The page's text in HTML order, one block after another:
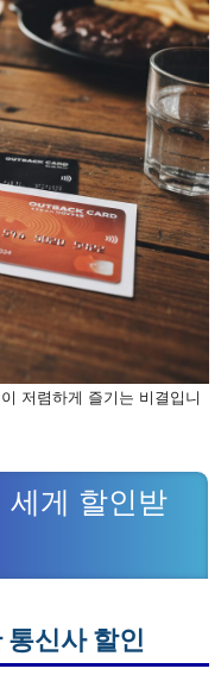
저렴하게 즐기는 비결입니
세게 할인받
신사 할인